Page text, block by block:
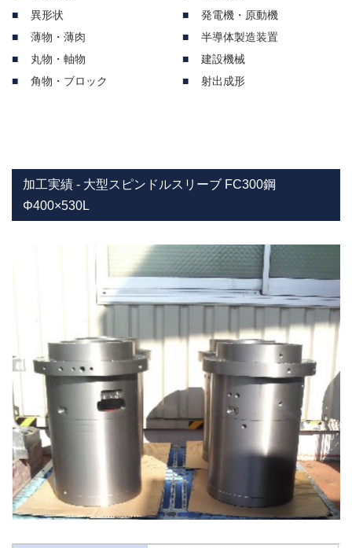
異形状
薄物・薄肉
丸物・軸物
角物・ブロック
発電機・原動機
半導体製造装置
建設機械
射出成形
加工実績 - 大型スピンドルスリーブ FC300鋼
Φ400×530L